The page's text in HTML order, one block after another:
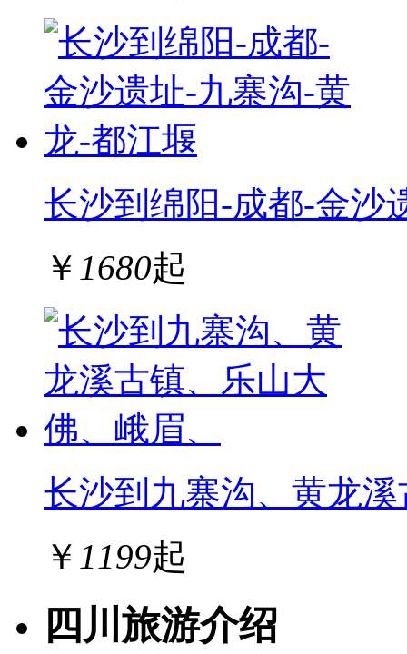
长沙到绵阳-成都-金沙
￥ 1680起
长沙到九寨沟、黄龙
￥ 1199起
四川旅游介绍